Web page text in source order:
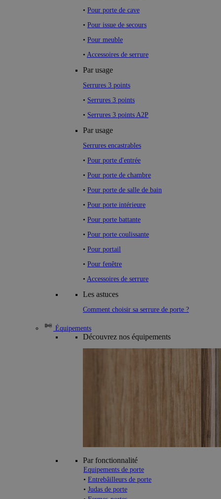
• Pour porte de cave
• Pour issue de secours
• Pour meuble
• Accessoires de serrure
Par usage
Serrures 3 points
• Serrures 3 points
• Serrures 3 points A2P
Par usage
Serrures encastrables
• Pour porte d'entrée
• Pour porte de chambre
• Pour porte de salle de bain
• Pour porte intérieure
• Pour porte battante
• Pour porte coulissante
• Pour portail
• Pour fenêtre
• Accessoires de serrure
Les astuces
Comment choisir sa serrure de porte ?
Équipements
Découvrez nos équipements
Par fonctionnalité
Equipements de porte
• Entrebâilleurs de porte
• Judas de porte